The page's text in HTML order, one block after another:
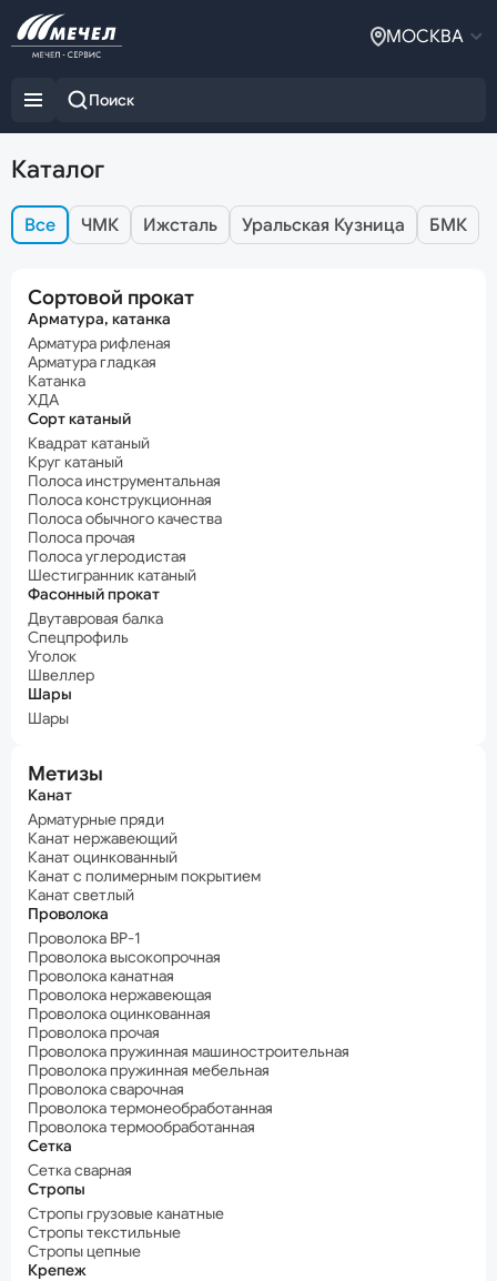
МОСКВА
Каталог
Все ЧМК Ижсталь Уральская Кузница БМК
Сортовой прокат
Арматура, катанка
Арматура рифленая
Арматура гладкая
Катанка
ХДА
Сорт катаный
Квадрат катаный
Круг катаный
Полоса инструментальная
Полоса конструкционная
Полоса обычного качества
Полоса прочая
Полоса углеродистая
Шестигранник катаный
Фасонный прокат
Двутавровая балка
Спецпрофиль
Уголок
Швеллер
Шары
Шары
Метизы
Канат
Арматурные пряди
Канат нержавеющий
Канат оцинкованный
Канат с полимерным покрытием
Канат светлый
Проволока
Проволока ВР-1
Проволока высокопрочная
Проволока канатная
Проволока нержавеющая
Проволока оцинкованная
Проволока прочая
Проволока пружинная машиностроительная
Проволока пружинная мебельная
Проволока сварочная
Проволока термонеобработанная
Проволока термообработанная
Сетка
Сетка сварная
Стропы
Стропы грузовые канатные
Стропы текстильные
Стропы цепные
Крепеж